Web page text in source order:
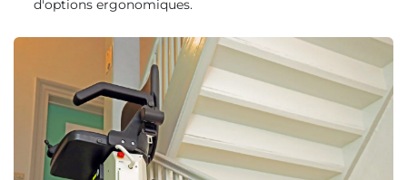
d'options ergonomiques.